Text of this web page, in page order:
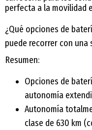
perfecta a la movilidad
¿Qué opciones de
puede recorrer con una
Resumen:
Opciones de
autonomía
Autonomía
clase de 630 km